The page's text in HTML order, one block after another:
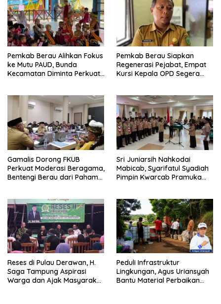
Pemkab Berau Alihkan Fokus
ke Mutu PAUD, Bunda
Kecamatan Diminta Perkuat
Pemkab Berau Siapkan
Regenerasi Pejabat, Empat
Kursi Kepala OPD Segera
Gamalis Dorong FKUB
Perkuat Moderasi Beragama,
Bentengi Berau dari Paham
Sri Juniarsih Nahkodai
Mabicab, Syarifatul Syadiah
Pimpin Kwarcab Pramuka
Reses di Pulau Derawan, H.
Saga Tampung Aspirasi
Warga dan Ajak Masyarakat
Peduli Infrastruktur
Lingkungan, Agus Uriansyah
Bantu Material Perbaikan